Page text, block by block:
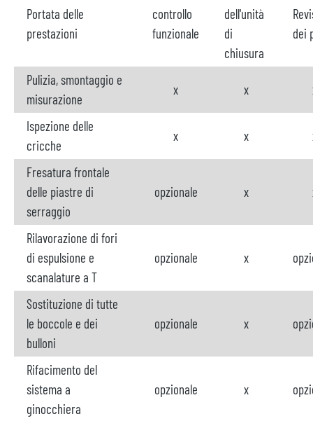
Portata delle
prestazioni
controllo
funzionale
dell'unità
di
chiusura
dei
Pulizia, smontaggio e
misurazione
x x
Ispezione delle
cricche
x x
Fresatura frontale
delle piastre di
serraggio
opzionale x
Rilavorazione di fori
di espulsione e
scanalature a T
opzionale x
Sostituzione di tutte
le boccole e dei
bulloni
opzionale x
Rifacimento del
sistema a
ginocchiera
opzionale x